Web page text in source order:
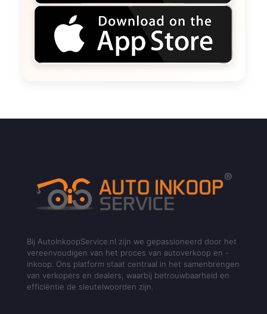
Bij AutoInkoopService.nl zijn we gepassioneerd door het
vereenvoudigen van het proces van autoverkoop en -
inkoop. Ons platform staat centraal in het samenbrengen
van verkopers en dealers, waarbij betrouwbaarheid en
efficiëntie de sleutelwoorden zijn.